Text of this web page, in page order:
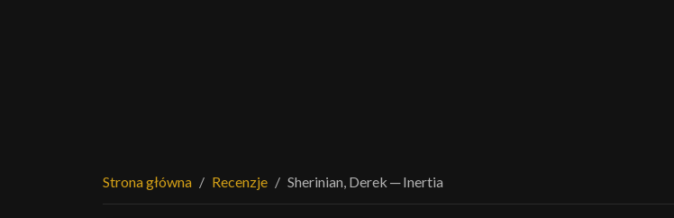
Strona główna Recenzje Sherinian, Derek ─ Inertia